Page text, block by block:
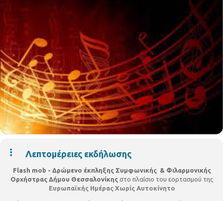
Λεπτομέρειες εκδήλωσης
Flash mob - Δρώμενο έκπληξης Συμφωνικής & Φιλαρμονικής
Ορχήστρας Δήμου Θεσσαλονίκης στο πλαίσιο του εορτασμού της
Ευρωπαϊκής Ημέρας Χωρίς Αυτοκίνητο